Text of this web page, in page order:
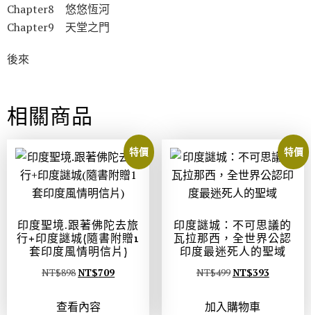
Chapter8 悠悠恆河
Chapter9 天堂之門
後來
相關商品
特價
印度聖境.跟著佛陀去旅
行+印度謎城(隨書附贈1
套印度風情明信片)
NT$898NT$709
查看內容
特價
印度謎城：不可思議的
瓦拉那西，全世界公認
印度最迷死人的聖域
NT$499NT$393
加入購物車